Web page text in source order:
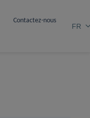
Contactez-nous
FR